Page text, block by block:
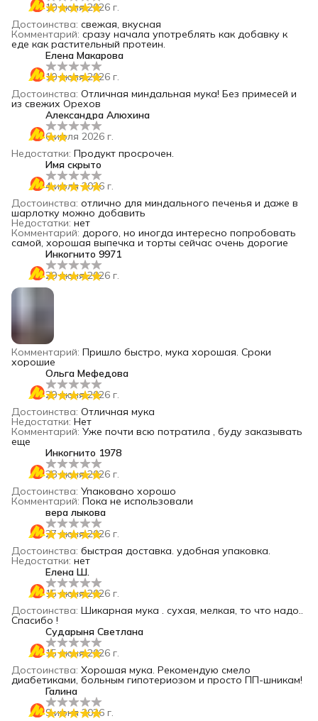
10 июля 2026 г.
Достоинства: свежая, вкусная
Комментарий: сразу начала употреблять как добавку к
еде как растительный протеин.
Елена Макарова
10 июля 2026 г.
Достоинства: Отличная миндальная мука! Без примесей и
из свежих Орехов
Александра Алюхина
6 июля 2026 г.
Недостатки: Продукт просрочен.
Имя скрыто
4 июля 2026 г.
Достоинства: отлично для миндального печенья и даже в
шарлотку можно добавить
Недостатки: нет
Комментарий: дорого, но иногда интересно попробовать
самой, хорошая выпечка и торты сейчас очень дорогие
Инкогнито 9971
29 июня 2026 г.
Комментарий: Пришло быстро, мука хорошая. Сроки
хорошие
Ольга Мефедова
29 июня 2026 г.
Достоинства: Отличная мука
Недостатки: Нет
Комментарий: Уже почти всю потратила , буду заказывать
еще
Инкогнито 1978
28 июня 2026 г.
Достоинства: Упаковано хорошо
Комментарий: Пока не использовали
вера лыкова
27 июня 2026 г.
Достоинства: быстрая доставка. удобная упаковка.
Недостатки: нет
Елена Ш.
15 июня 2026 г.
Достоинства: Шикарная мука . сухая, мелкая, то что надо..
Спасибо !
Сударыня Светлана
15 июня 2026 г.
Достоинства: Хорошая мука. Рекомендую смело
диабетиками, больным гипотериозом и просто ПП-шникам!
Галина
9 июня 2026 г.